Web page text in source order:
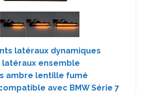
latéraux dynamiques
ensemble
ambre lentille fumé
avec BMW Série 7